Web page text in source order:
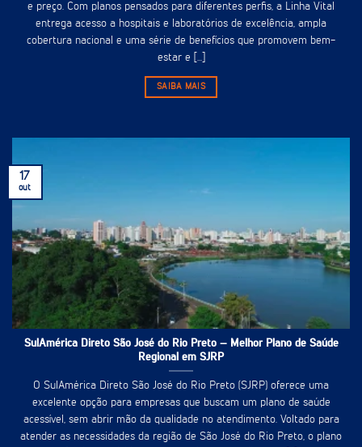
e preço. Com planos pensados para diferentes perfis, a Linha Vital
entrega acesso a hospitais e laboratórios de excelência, ampla
cobertura nacional e uma série de benefícios que promovem bem-
estar e [...]
SAIBA MAIS
SulAmérica Direto São José do Rio Preto – Melhor Plano de Saúde
Regional em SJRP
O SulAmérica Direto São José do Rio Preto (SJRP) oferece uma
excelente opção para empresas que buscam um plano de saúde
acessível, sem abrir mão da qualidade no atendimento. Voltado para
atender as necessidades da região de São José do Rio Preto, o plano
17
out